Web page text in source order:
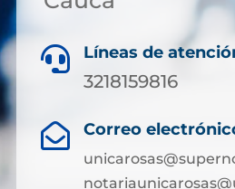
 Líneas de
3218159816
 Correo